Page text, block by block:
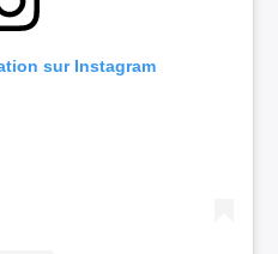
sur Instagram